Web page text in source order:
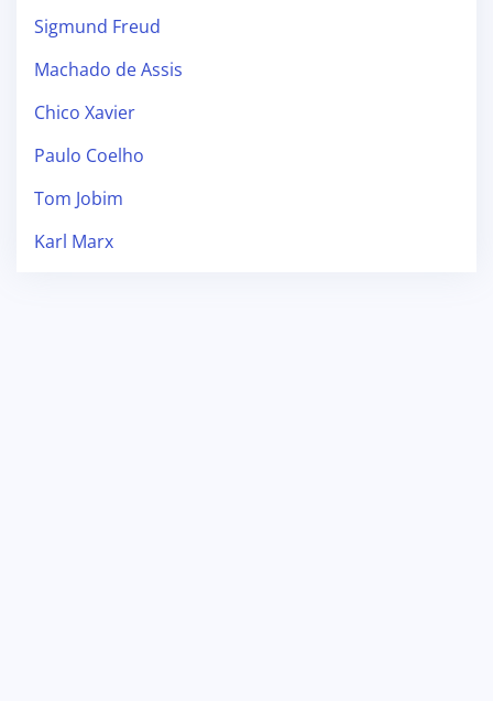
Sigmund Freud
Machado de Assis
Chico Xavier
Paulo Coelho
Tom Jobim
Karl Marx